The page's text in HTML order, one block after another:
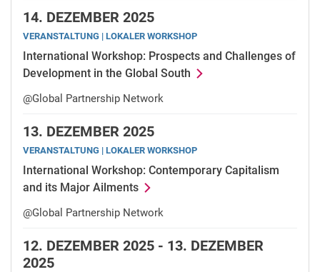
14. DEZEMBER 2025
VERANSTALTUNG | LOKALER WORKSHOP
International Workshop: Prospects and Challenges of
Development in the Global South
@Global Partnership Network
13. DEZEMBER 2025
VERANSTALTUNG | LOKALER WORKSHOP
International Workshop: Contemporary Capitalism
and its Major Ailments
@Global Partnership Network
12. DEZEMBER 2025 - 13. DEZEMBER
2025